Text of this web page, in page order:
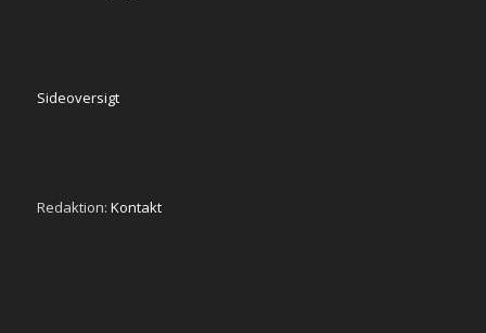
Sideoversigt
Redaktion: Kontakt